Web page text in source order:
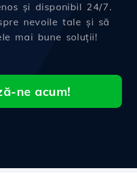
și disponibil 24/7.
nevoile tale și să
mai bune soluții!
ne acum!